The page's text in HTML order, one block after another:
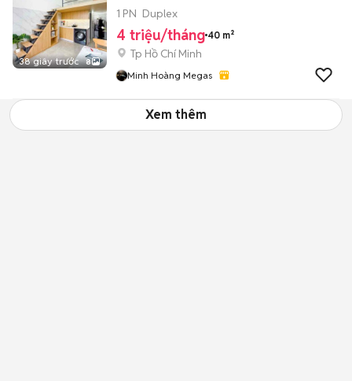
38 giây trước 8
1 PN Duplex
4 triệu/tháng 40 m²
Tp Hồ Chí Minh
Minh Hoàng Megas
Xem thêm